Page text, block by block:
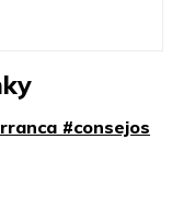
#consejos